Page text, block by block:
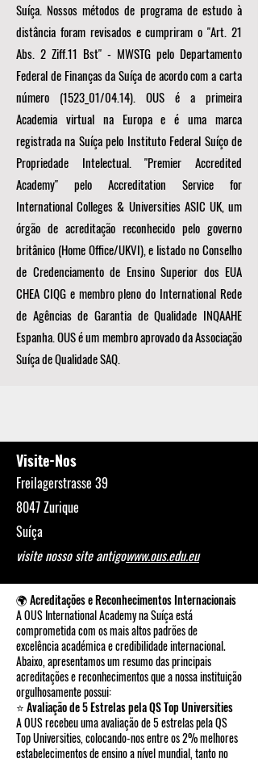
Suíça. Nossos métodos de programa de estudo à
distância foram revisados e cumpriram o "Art. 21
Abs. 2 Ziff.11 Bst" - MWSTG pelo Departamento
Federal de Finanças da Suíça de acordo com a carta
número (1523_01/04.14). OUS é a primeira
Academia virtual na Europa e é uma marca
registrada na Suíça pelo Instituto Federal Suíço de
Propriedade Intelectual. "Premier Accredited
Academy" pelo Accreditation Service for
International Colleges & Universities ASIC UK, um
órgão de acreditação reconhecido pelo governo
britânico (Home Office/UKVI), e listado no Conselho
de Credenciamento de Ensino Superior dos EUA
CHEA CIQG e membro pleno do International Rede
de Agências de Garantia de Qualidade INQAAHE
Espanha. OUS é um membro aprovado da Associação
Suíça de Qualidade SAQ.
Visite-Nos
Freilagerstrasse 39
8047 Zurique
Suíça
visite nosso site antigowww.ous.edu.eu
🌍 Acreditações e Reconhecimentos Internacionais
A OUS International Academy na Suíça está
comprometida com os mais altos padrões de
excelência académica e credibilidade internacional.
Abaixo, apresentamos um resumo das principais
acreditações e reconhecimentos que a nossa instituição
orgulhosamente possui:
⭐ Avaliação de 5 Estrelas pela QS Top Universities
A OUS recebeu uma avaliação de 5 estrelas pela QS
Top Universities, colocando-nos entre os 2% melhores
estabelecimentos de ensino a nível mundial, tanto no